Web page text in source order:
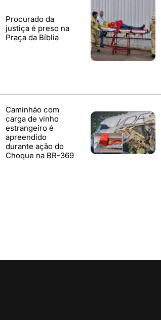
Procurado da
justiça é preso na
Praça da Bíblia
Caminhão com
carga de vinho
estrangeiro é
apreendido
durante ação do
Choque na BR-369